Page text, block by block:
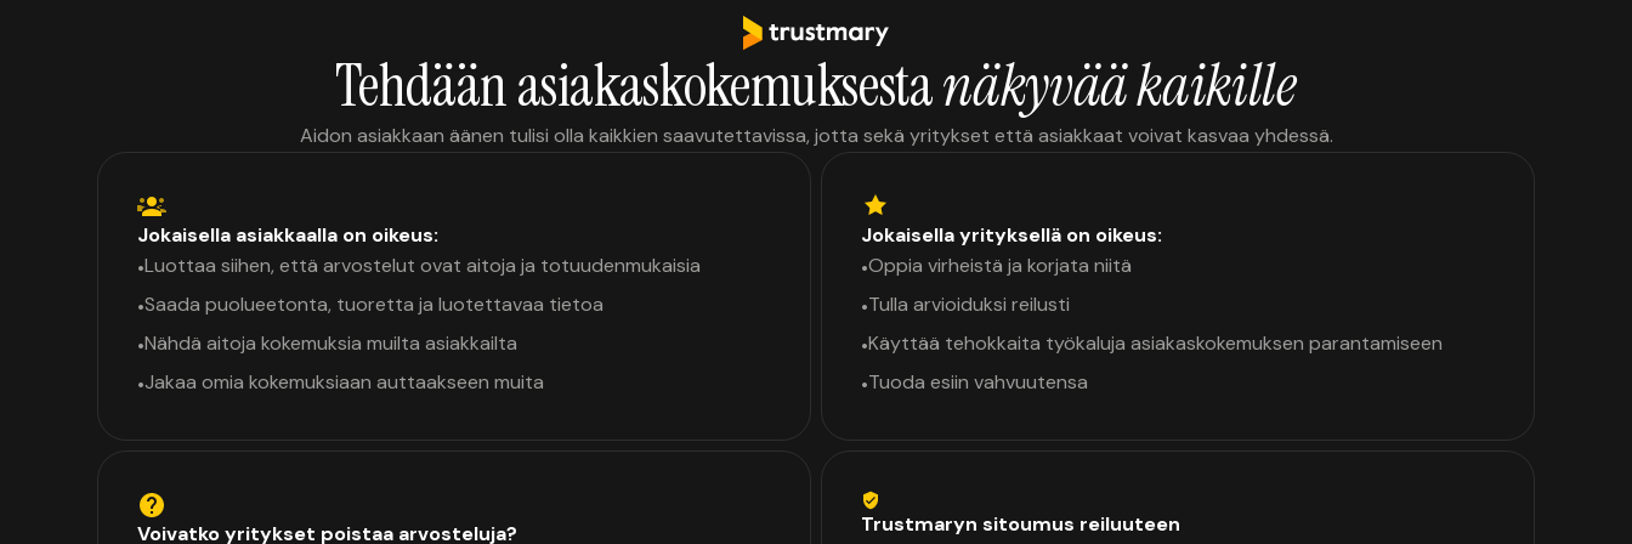
Tehdään asiakaskokemuksestanäkyvää kaikille
Aidon asiakkaan äänen tulisi olla kaikkien saavutettavissa, jotta sekä yritykset että asiakkaat voivat kasvaa yhdessä.
Jokaisella asiakkaalla on oikeus:
•Luottaa siihen, että arvostelut ovat aitoja ja totuudenmukaisia
•Saada puolueetonta, tuoretta ja luotettavaa tietoa
•Nähdä aitoja kokemuksia muilta asiakkailta
•Jakaa omia kokemuksiaan auttaakseen muita
Jokaisella yrityksellä on oikeus:
•Oppia virheistä ja korjata niitä
•Tulla arvioiduksi reilusti
•Käyttää tehokkaita työkaluja asiakaskokemuksen parantamiseen
•Tuoda esiin vahvuutensa
Voivatko yritykset poistaa arvosteluja?
Trustmaryn sitoumus reiluuteen